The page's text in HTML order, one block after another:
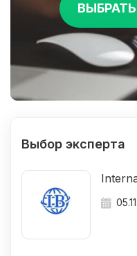
Выбор эксперта